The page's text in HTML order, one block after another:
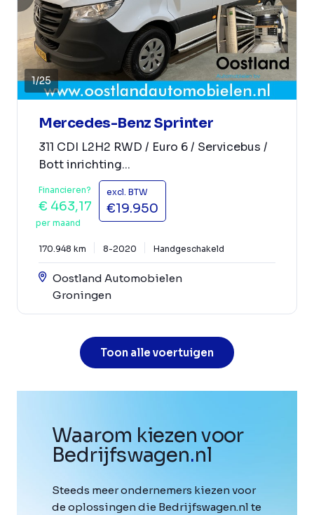
1/25
Mercedes-Benz Sprinter
311 CDI L2H2 RWD / Euro 6 / Servicebus /
Bott inrichting...
Financieren?
€ 463,17
per maand
excl. BTW
€19.950
170.948 km 8-2020 Handgeschakeld
Oostland Automobielen
Groningen
Toon alle voertuigen
Waarom kiezen voor
Bedrijfswagen.nl
Steeds meer ondernemers kiezen voor
de oplossingen die Bedrijfswagen.nl te